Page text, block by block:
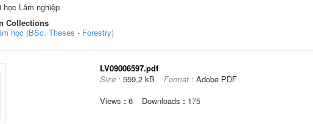
học Lâm nghiệp
Collections
học (BSc. Theses - Forestry)
LV09006597.pdf
Size : 559,2 kB Format : Adobe PDF
Views : 6 Downloads : 175